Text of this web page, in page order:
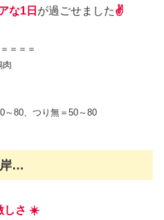
な1日 が過ごせました✌️
＝＝＝
肉
～80、つり無＝50～80
岸…
しさ ☀️